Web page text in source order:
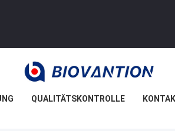
QUALITÄTSKONTROLLE